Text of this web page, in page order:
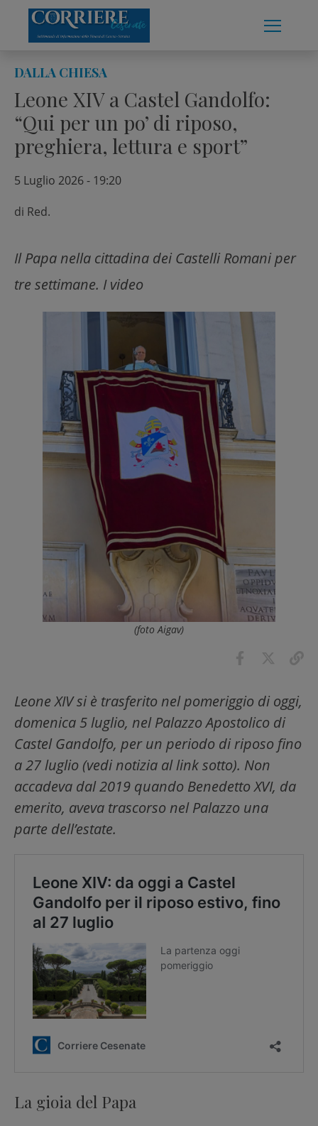
content
DALLA CHIESA
Leone XIV a Castel Gandolfo:
“Qui per un po’ di riposo,
preghiera, lettura e sport”
5 Luglio 2026 - 19:20
di Red.
Il Papa nella cittadina dei Castelli Romani per
tre settimane. I video
(foto Aigav)
Leone XIV si è trasferito nel pomeriggio di oggi,
domenica 5 luglio, nel Palazzo Apostolico di
Castel Gandolfo, per un periodo di riposo fino
a 27 luglio (vedi notizia al link sotto). Non
accadeva dal 2019 quando Benedetto XVI, da
emerito, aveva trascorso nel Palazzo una
parte dell’estate.
La gioia del Papa